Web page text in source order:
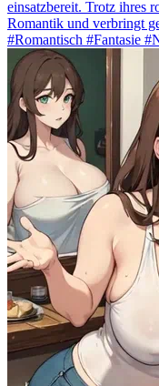
einsatzbereit. Trotz ihres
Romantik und verbringt
#Romantisch #Fantasie